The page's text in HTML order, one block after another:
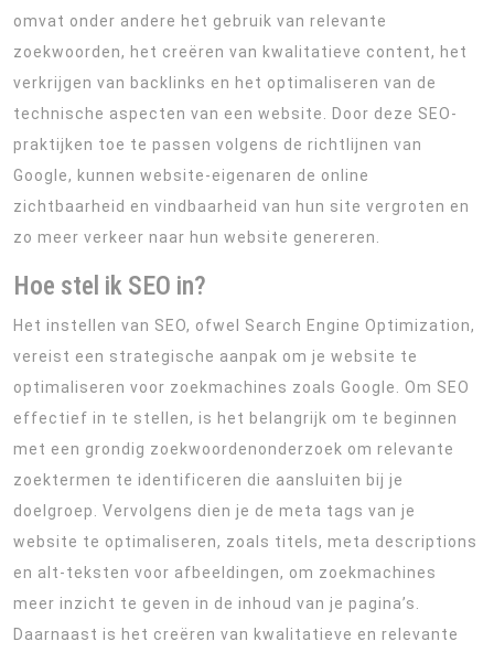
omvat onder andere het gebruik van relevante
zoekwoorden, het creëren van kwalitatieve content, het
verkrijgen van backlinks en het optimaliseren van de
technische aspecten van een website. Door deze SEO-
praktijken toe te passen volgens de richtlijnen van
Google, kunnen website-eigenaren de online
zichtbaarheid en vindbaarheid van hun site vergroten en
zo meer verkeer naar hun website genereren.
Hoe stel ik SEO in?
Het instellen van SEO, ofwel Search Engine Optimization,
vereist een strategische aanpak om je website te
optimaliseren voor zoekmachines zoals Google. Om SEO
effectief in te stellen, is het belangrijk om te beginnen
met een grondig zoekwoordenonderzoek om relevante
zoektermen te identificeren die aansluiten bij je
doelgroep. Vervolgens dien je de meta tags van je
website te optimaliseren, zoals titels, meta descriptions
en alt-teksten voor afbeeldingen, om zoekmachines
meer inzicht te geven in de inhoud van je pagina’s.
Daarnaast is het creëren van kwalitatieve en relevante